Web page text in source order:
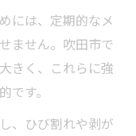
には、定期的なメ
ません。吹田市で
きく、これらに強
です。
、ひび割れや剥が